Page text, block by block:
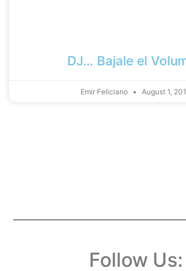
DJ… Bajale el
Emir Feliciano August 1,
Follow Us: